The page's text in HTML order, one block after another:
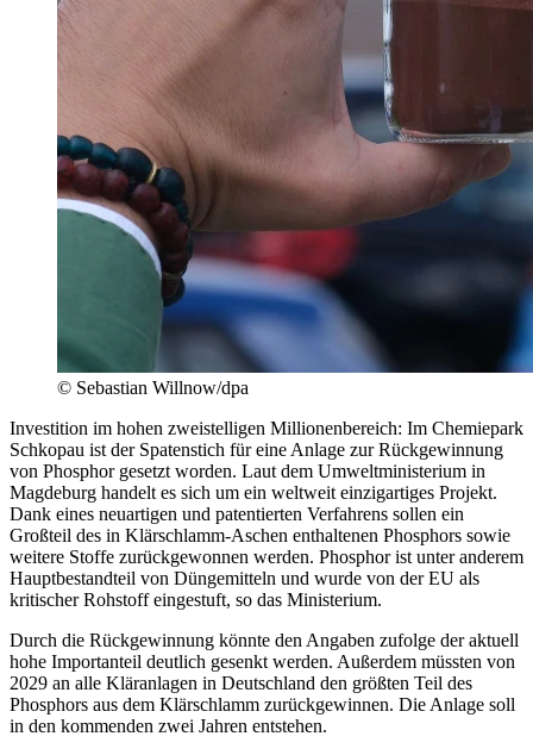
© Sebastian Willnow/dpa
Investition im hohen zweistelligen Millionenbereich: Im Chemiepark
Schkopau ist der Spatenstich für eine Anlage zur Rückgewinnung
von Phosphor gesetzt worden. Laut dem Umweltministerium in
Magdeburg handelt es sich um ein weltweit einzigartiges Projekt.
Dank eines neuartigen und patentierten Verfahrens sollen ein
Großteil des in Klärschlamm-Aschen enthaltenen Phosphors sowie
weitere Stoffe zurückgewonnen werden. Phosphor ist unter anderem
Hauptbestandteil von Düngemitteln und wurde von der EU als
kritischer Rohstoff eingestuft, so das Ministerium.
Durch die Rückgewinnung könnte den Angaben zufolge der aktuell
hohe Importanteil deutlich gesenkt werden. Außerdem müssten von
2029 an alle Kläranlagen in Deutschland den größten Teil des
Phosphors aus dem Klärschlamm zurückgewinnen. Die Anlage soll
in den kommenden zwei Jahren entstehen.